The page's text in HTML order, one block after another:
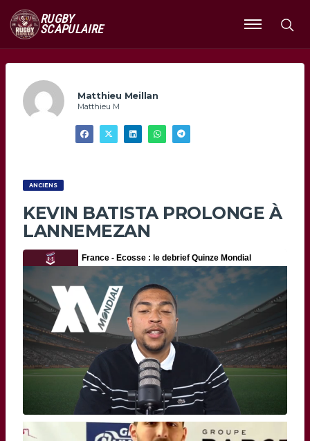
RUGBY
SCAPULAIRE
Ouvrir
le
Matthieu Meillan
Matthieu M
ANCIENS
KEVIN BATISTA PROLONGE À
LANNEMEZAN